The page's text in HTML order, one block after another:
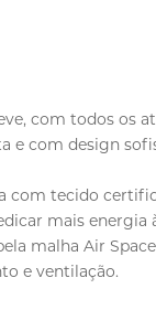
com todos os
e com design
com tecido
mais energia
malha Air
e ventilação.